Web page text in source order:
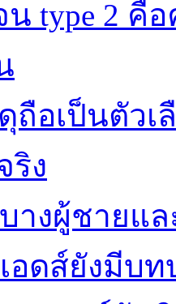
น type 2
ถือเป็นตัว
ริง
างผู้ชายแ
อดส์ยังมีบ